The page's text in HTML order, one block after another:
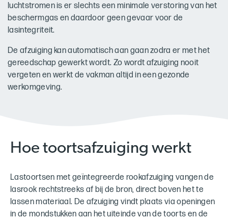
luchtstromen is er slechts een minimale verstoring van het
beschermgas en daardoor geen gevaar voor de
lasintegriteit.
De afzuiging kan automatisch aan gaan zodra er met het
gereedschap gewerkt wordt. Zo wordt afzuiging nooit
vergeten en werkt de vakman altijd in een gezonde
werkomgeving.
Hoe toortsafzuiging werkt
Lastoortsen met geïntegreerde rookafzuiging vangen de
lasrook rechtstreeks af bij de bron, direct boven het te
lassen materiaal. De afzuiging vindt plaats via openingen
in de mondstukken aan het uiteinde van de toorts en de